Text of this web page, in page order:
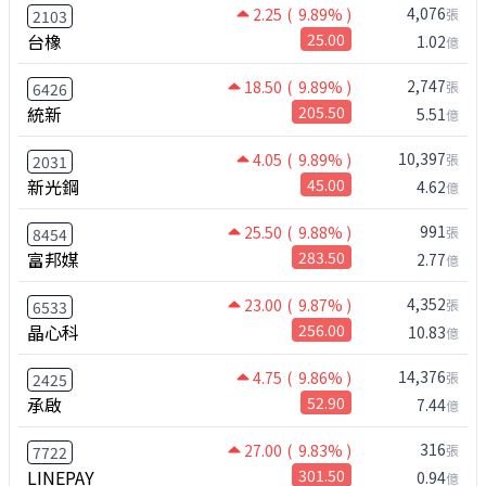
2103 2.25 ( 9.89% )
台橡 25.00
4,076張
1.02億
6426 18.50 ( 9.89% )
統新 205.50
2,747張
5.51億
2031 4.05 ( 9.89% )
新光鋼 45.00
10,397張
4.62億
8454 25.50 ( 9.88% )
富邦媒 283.50
991張
2.77億
6533 23.00 ( 9.87% )
晶心科 256.00
4,352張
10.83億
2425 4.75 ( 9.86% )
承啟 52.90
14,376張
7.44億
7722 27.00 ( 9.83% )
LINEPAY 301.50
316張
0.94億